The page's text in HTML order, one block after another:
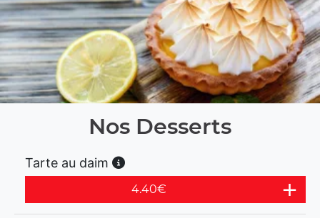
Nos Desserts
Tarte au daim
4.40€